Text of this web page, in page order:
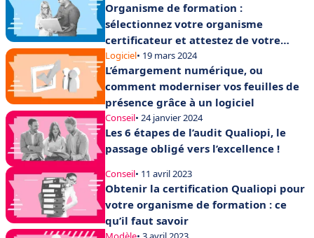
Organisme de formation :
sélectionnez votre organisme
certificateur et attestez de votre
qualité
Logiciel• 19 mars 2024
L’émargement numérique, ou
comment moderniser vos feuilles de
présence grâce à un logiciel
Conseil• 24 janvier 2024
Les 6 étapes de l’audit Qualiopi, le
passage obligé vers l’excellence !
Conseil• 11 avril 2023
Obtenir la certification Qualiopi pour
votre organisme de formation : ce
qu’il faut savoir